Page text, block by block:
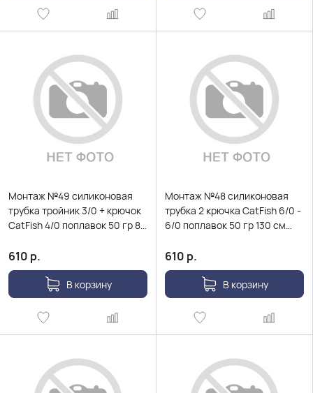
Монтаж №49 силиконовая
трубка тройник 3/0 + крючок
CatFish 4/0 поплавок 50 гр 80
610 р.
В корзину
Монтаж №48 силиконовая
трубка 2 крючка CatFish 6/0 -
6/0 поплавок 50 гр 130 см
610 р.
В корзину